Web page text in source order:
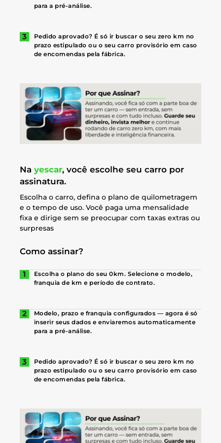
para a pré-análise.
Pedido aprovado? É só ir buscar o seu zero km no
prazo estipulado ou o seu carro provisório em caso
de encomendas pela fábrica.
Na yescar, você escolhe seu carro por
assinatura.
Escolha o carro, defina o plano de quilometragem
e o tempo de uso. Você paga uma mensalidade
fixa e dirige sem se preocupar com taxas extras ou
surpresas
Como assinar?
Escolha o plano do seu 0km. Selecione o modelo,
franquia de km e período de contrato.
Modelo, prazo e franquia configurados — agora é só
inserir seus dados e enviaremos automaticamente
para a pré-análise.
Pedido aprovado? É só ir buscar o seu zero km no
prazo estipulado ou o seu carro provisório em caso
de encomendas pela fábrica.